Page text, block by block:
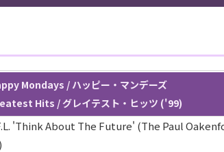
Mondays / ハッピー・マンデーズ
Hits / グレイテスト・ヒッツ ('99)
'Think About The Future' (The Paul